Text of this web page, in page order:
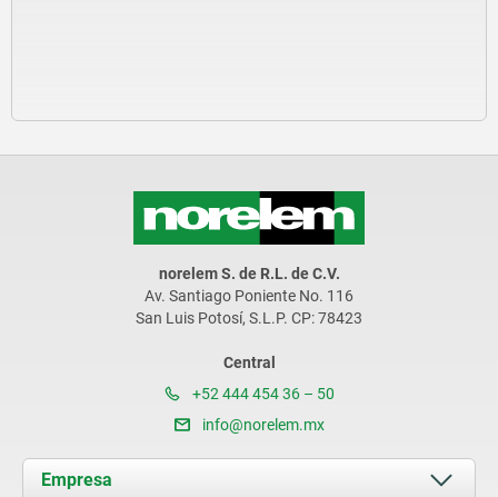
norelem S. de R.L. de C.V.
Av. Santiago Poniente No. 116
San Luis Potosí, S.L.P. CP: 78423
Central
+52 444 454 36 – 50
info@norelem.mx
Empresa